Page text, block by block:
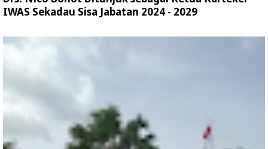
IWAS Sekadau Sisa Jabatan 2024 - 2029